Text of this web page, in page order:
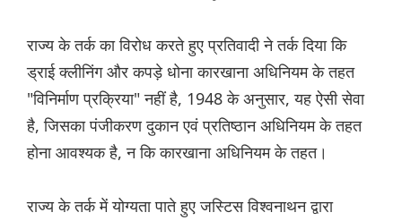
राज्य के तर्क का विरोध करते हुए प्रतिवादी ने तर्क दिया कि
ड्राई क्लीनिंग और कपड़े धोना कारखाना अधिनियम के तहत
"विनिर्माण प्रक्रिया" नहीं है, 1948 के अनुसार, यह ऐसी सेवा
है, जिसका पंजीकरण दुकान एवं प्रतिष्ठान अधिनियम के तहत
होना आवश्यक है, न कि कारखाना अधिनियम के तहत।
राज्य के तर्क में योग्यता पाते हुए जस्टिस विश्वनाथन द्वारा